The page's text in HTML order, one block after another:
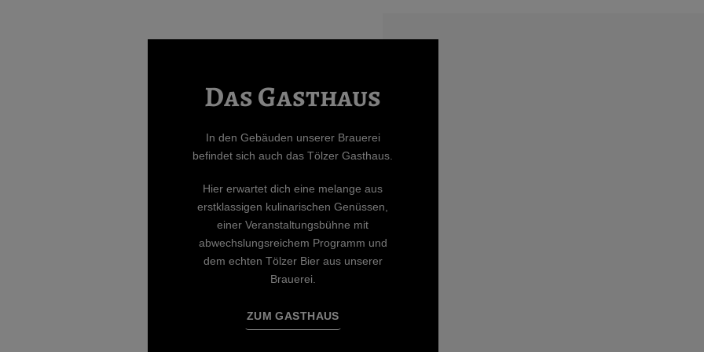
Das Gasthaus
In den Gebäuden unserer Brauerei
befindet sich auch das Tölzer Gasthaus.
Hier erwartet dich eine melange aus
erstklassigen kulinarischen Genüssen,
einer Veranstaltungsbühne mit
abwechslungsreichem Programm und
dem echten Tölzer Bier aus unserer
Brauerei.
ZUM GASTHAUS